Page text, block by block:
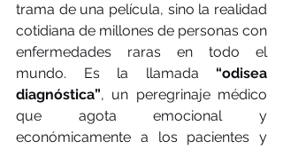
trama de una película, sino la realidad
cotidiana de millones de personas con
enfermedades raras en todo el
mundo. Es la llamada “odisea
diagnóstica”, un peregrinaje médico
que agota emocional y
económicamente a los pacientes y